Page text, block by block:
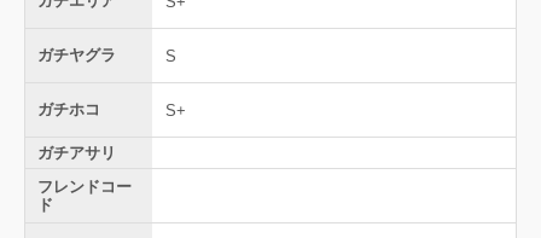
ガチヤグラ S
ガチホコ S+
ガチアサリ
フレンドコー
ド